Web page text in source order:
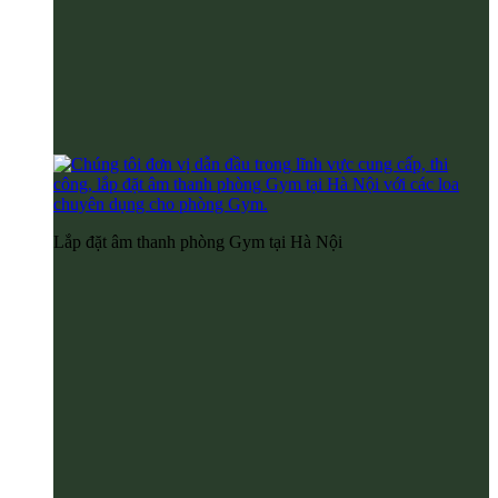
Lắp đặt âm thanh phòng Gym tại Hà Nội